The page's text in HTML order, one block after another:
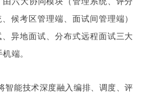
候考区管理端、面试间管理端）
异地面试、分布式远程面试三大
端。
能技术深度融入编排、调度、评